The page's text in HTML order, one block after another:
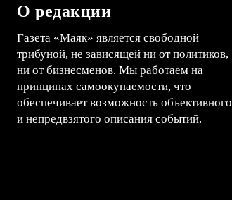
О редакции
Газета «Маяк» является свободной
трибуной, не зависящей ни от политиков,
ни от бизнесменов. Мы работаем на
принципах самоокупаемости, что
обеспечивает возможность объективного
и непредвзятого описания событий.